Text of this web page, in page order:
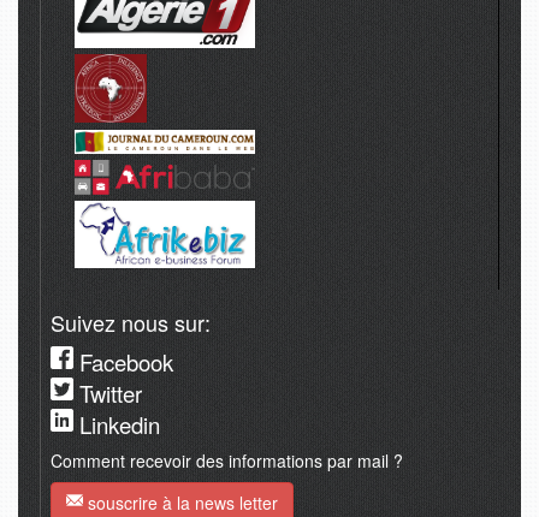
Suivez nous sur:
Facebook
Twitter
Linkedin
Comment recevoir des informations par mail ?
souscrire à la news letter